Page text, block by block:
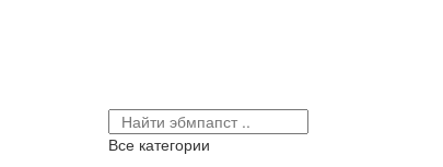
Все категории